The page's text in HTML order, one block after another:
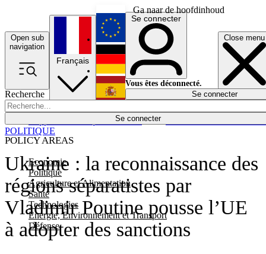
Ga naar de hoofdinhoud
Open sub
navigation
Close menu
Recherche
Se connecter
POLICY AREAS
Economie
Politique
Agriculture et Alimentation
Santé
Technologies
Energie, Environnement et Transport
Défense
Économie
Français
English
Deutsch
Español
Se connecter
Vous êtes déconnecté.
Se connecter
Ukraine : la reconnaissance des
régions séparatistes par
Vladimir Poutine pousse l’UE
à adopter des sanctions
POLITIQUE